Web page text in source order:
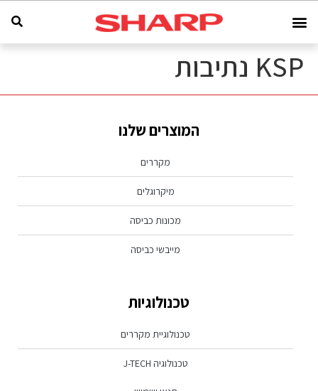
KSP נתיבות
המוצרים שלנו
מקררים
מיקרוגלים
מכונות כביסה
מייבשי כביסה
טכנולוגיות
טכנולוגיית מקררים
טכנולוגיה J-TECH